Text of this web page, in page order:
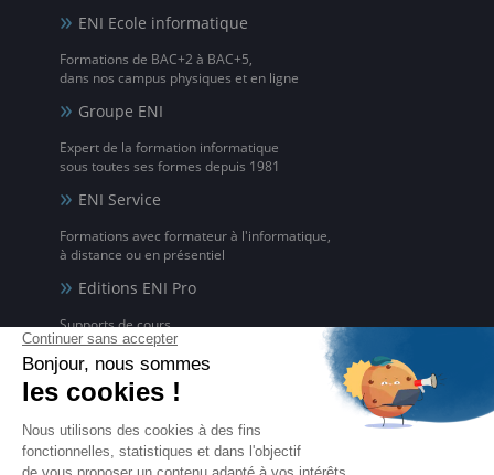
ENI Ecole informatique
Formations de BAC+2 à BAC+5,
dans nos campus physiques et en ligne
Groupe ENI
Expert de la formation informatique
sous toutes ses formes depuis 1981
ENI Service
Formations avec formateur à l'informatique,
à distance ou en présentiel
Editions ENI Pro
Supports de cours
pour les organismes de formation
ENI elearning
La solution de formation à l'informatique en ligne,
disponible en 5 langues
Certifications ENI